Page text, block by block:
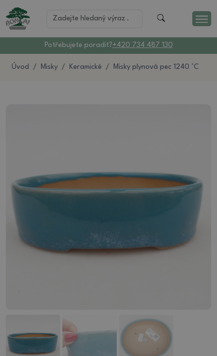
Potřebujete poradit?+420 734 487 130
Úvod Misky Keramické Misky plynová pec 1240 °C